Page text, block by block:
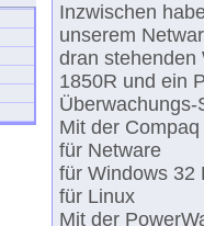
Inzwischen
unserem
dran stehenden
1850R und ein
Mit der
für Netware
für Windows 32
für Linux
Mit der